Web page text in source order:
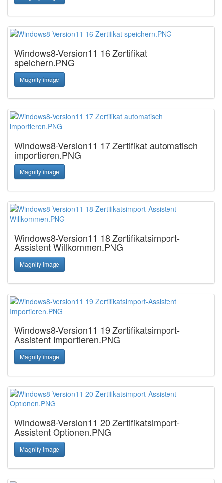
Windows8-Version11 16 Zertifikat
speichern.PNG
Magnify image
Windows8-Version11 17 Zertifikat automatisch
importieren.PNG
Magnify image
Windows8-Version11 18 Zertifikatsimport-
Assistent Willkommen.PNG
Magnify image
Windows8-Version11 19 Zertifikatsimport-
Assistent Importieren.PNG
Magnify image
Windows8-Version11 20 Zertifikatsimport-
Assistent Optionen.PNG
Magnify image